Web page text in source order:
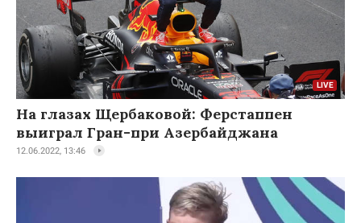
На глазах Щербаковой: Ферстаппен
выиграл Гран-при Азербайджана
12.06.2022, 13:46